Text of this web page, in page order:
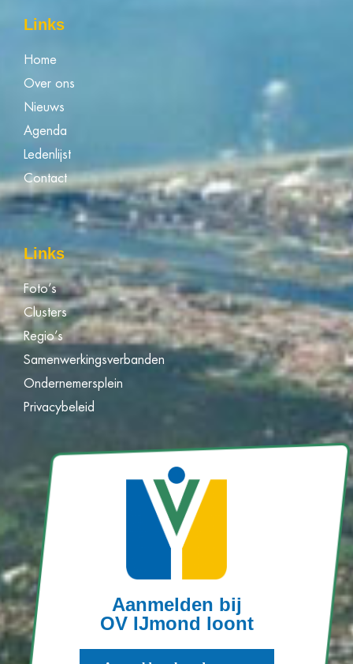
Links
Home
Over ons
Nieuws
Agenda
Ledenlijst
Contact
Links
Foto’s
Clusters
Regio’s
Samenwerkingsverbanden
Ondernemersplein
Privacybeleid
Aanmelden bij
OV IJmond loont